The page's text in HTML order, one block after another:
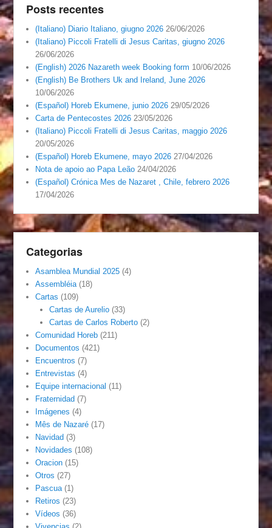
Posts recentes
(Italiano) Diario Italiano, giugno 2026 26/06/2026
(Italiano) Piccoli Fratelli di Jesus Caritas, giugno 2026
26/06/2026
(English) 2026 Nazareth week Booking form 10/06/2026
(English) Be Brothers Uk and Ireland, June 2026
10/06/2026
(Español) Horeb Ekumene, junio 2026 29/05/2026
Carta de Pentecostes 2026 23/05/2026
(Italiano) Piccoli Fratelli di Jesus Caritas, maggio 2026
20/05/2026
(Español) Horeb Ekumene, mayo 2026 27/04/2026
Nota de apoio ao Papa Leão 24/04/2026
(Español) Crónica Mes de Nazaret , Chile, febrero 2026
17/04/2026
Categorias
Asamblea Mundial 2025 (4)
Assembléia (18)
Cartas (109)
Cartas de Aurelio(33)
Cartas de Carlos Roberto(2)
Comunidad Horeb (211)
Documentos (421)
Encuentros (7)
Entrevistas (4)
Equipe internacional (11)
Fraternidad (7)
Imágenes (4)
Mês de Nazaré (17)
Navidad (3)
Novidades (108)
Oracion (15)
Otros (27)
Pascua (1)
Retiros (23)
Vídeos (36)